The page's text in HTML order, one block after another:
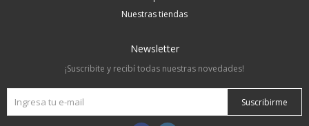
Nuestras tiendas
Newsletter
¡Suscribite y recibí todas nuestras novedades!
Suscribirme